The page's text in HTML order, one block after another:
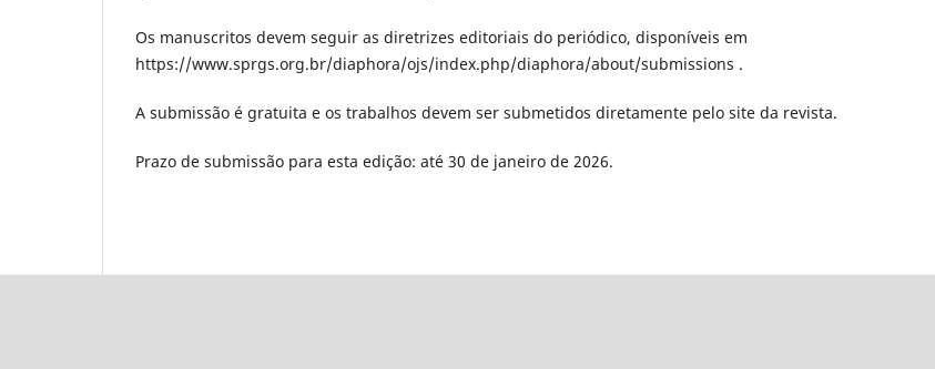
Os manuscritos devem seguir as diretrizes editoriais do periódico, disponíveis em
https://www.sprgs.org.br/diaphora/ojs/index.php/diaphora/about/submissions .
A submissão é gratuita e os trabalhos devem ser submetidos diretamente pelo site da revista.
Prazo de submissão para esta edição: até 30 de janeiro de 2026.